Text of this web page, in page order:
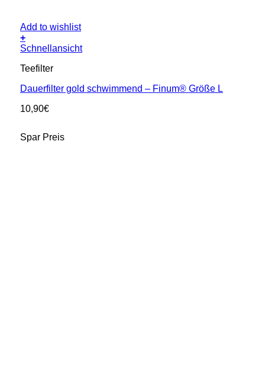
Add to wishlist
+
Schnellansicht
Teefilter
Dauerfilter gold schwimmend – Finum® Größe L
10,90€
Spar Preis